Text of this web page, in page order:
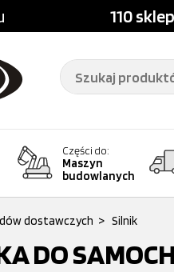
110
Części do:
Maszyn
budowlanych
dostawczych > Silnik
DO